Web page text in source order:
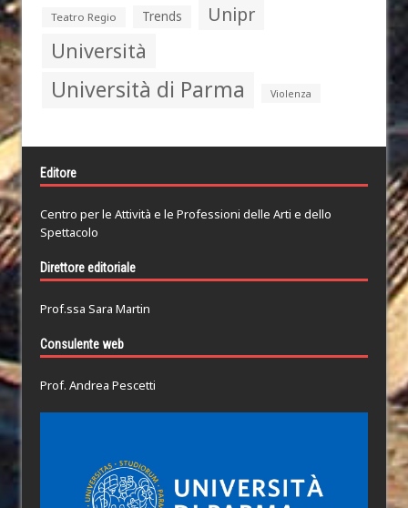
Teatro Regio Trends Unipr
Università
Università di Parma Violenza
Editore
Centro per le Attività e le Professioni delle Arti e dello
Spettacolo
Direttore editoriale
Prof.ssa Sara Martin
Consulente web
Prof. Andrea Pescetti